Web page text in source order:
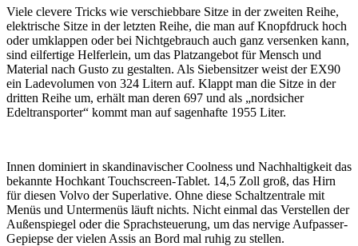
Viele clevere Tricks wie verschiebbare Sitze in der zweiten Reihe,
elektrische Sitze in der letzten Reihe, die man auf Knopfdruck hoch
oder umklappen oder bei Nichtgebrauch auch ganz versenken kann,
sind eilfertige Helferlein, um das Platzangebot für Mensch und
Material nach Gusto zu gestalten. Als Siebensitzer weist der EX90
ein Ladevolumen von 324 Litern auf. Klappt man die Sitze in der
dritten Reihe um, erhält man deren 697 und als „nordsicher
Edeltransporter“ kommt man auf sagenhafte 1955 Liter.
Innen dominiert in skandinavischer Coolness und Nachhaltigkeit das
bekannte Hochkant Touchscreen-Tablet. 14,5 Zoll groß, das Hirn
für diesen Volvo der Superlative. Ohne diese Schaltzentrale mit
Menüs und Untermenüs läuft nichts. Nicht einmal das Verstellen der
Außenspiegel oder die Sprachsteuerung, um das nervige Aufpasser-
Gepiepse der vielen Assis an Bord mal ruhig zu stellen.